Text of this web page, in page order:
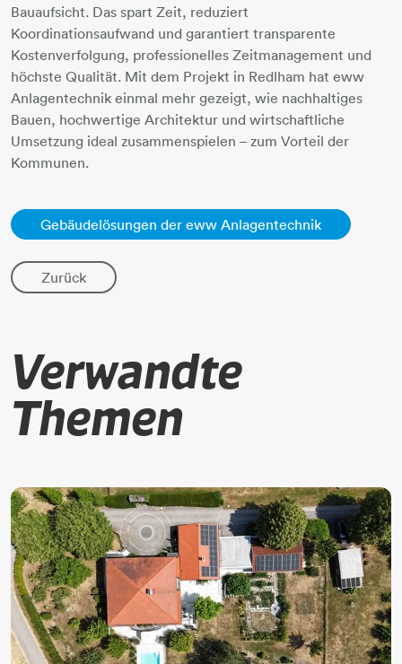
Bauaufsicht. Das spart Zeit, reduziert
Koordinationsaufwand und garantiert transparente
Kostenverfolgung, professionelles Zeitmanagement und
höchste Qualität. Mit dem Projekt in Redlham hat eww
Anlagentechnik einmal mehr gezeigt, wie nachhaltiges
Bauen, hochwertige Architektur und wirtschaftliche
Umsetzung ideal zusammenspielen – zum Vorteil der
Kommunen.
Gebäudelösungen der eww Anlagentechnik
Zurück
Verwandte
Themen